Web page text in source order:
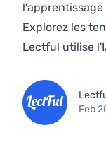
Explorez les
Lectful utilise
Feb